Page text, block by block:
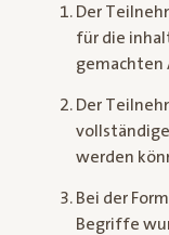
Der
für die
gemachten
Der
werden
Bei der
Begriffe